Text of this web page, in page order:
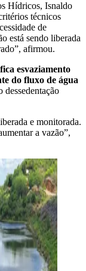
Hídricos, Isnaldo
técnicos
de
está sendo liberada
afirmou.
esvaziamento
do fluxo de água
dessedentação
e monitorada.
a vazão”,